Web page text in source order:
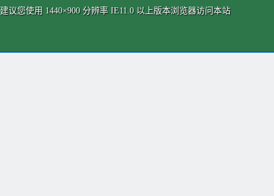
建议您使用 1440×900 分辨率 IE11.0 以上版本浏览器访问本站